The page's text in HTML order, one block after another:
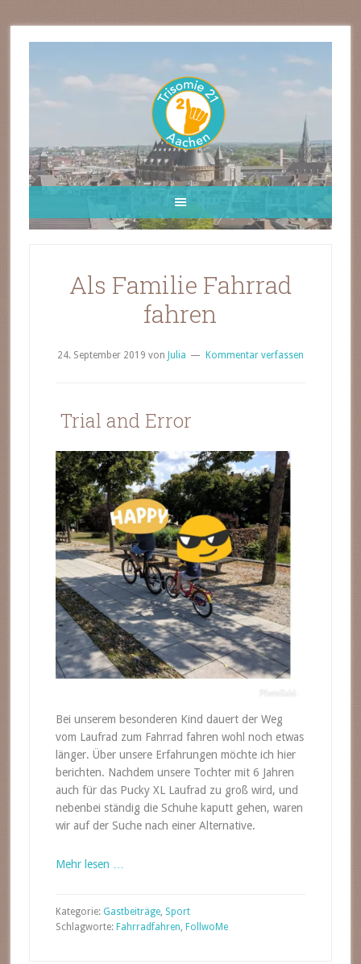
Als Familie Fahrrad
fahren
24. September 2019 von Julia Kommentar verfassen
Trial and Error
Bei unserem besonderen Kind dauert der Weg
vom Laufrad zum Fahrrad fahren wohl noch etwas
länger. Über unsere Erfahrungen möchte ich hier
berichten. Nachdem unsere Tochter mit 6 Jahren
auch für das Pucky XL Laufrad zu groß wird, und
nebenbei ständig die Schuhe kaputt gehen, waren
wir auf der Suche nach einer Alternative.
Mehr lesen …
Kategorie: Gastbeiträge, Sport
Schlagworte: Fahrradfahren, FollwoMe